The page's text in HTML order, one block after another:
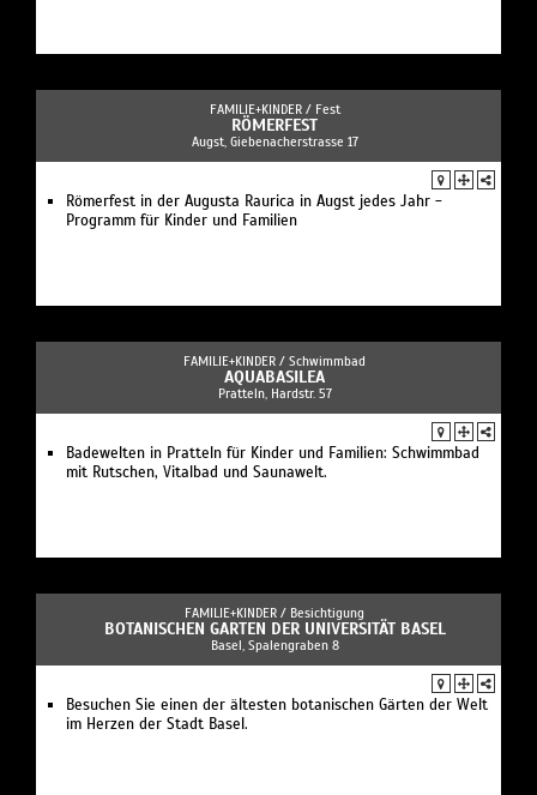
FAMILIE+KINDER / Fest
RÖMERFEST
Augst, Giebenacherstrasse 17
Römerfest in der Augusta Raurica in Augst jedes Jahr -
Programm für Kinder und Familien
FAMILIE+KINDER / Schwimmbad
AQUABASILEA
Pratteln, Hardstr. 57
Badewelten in Pratteln für Kinder und Familien: Schwimmbad
mit Rutschen, Vitalbad und Saunawelt.
FAMILIE+KINDER / Besichtigung
BOTANISCHEN GARTEN DER UNIVERSITÄT BASEL
Basel, Spalengraben 8
Besuchen Sie einen der ältesten botanischen Gärten der Welt
im Herzen der Stadt Basel.